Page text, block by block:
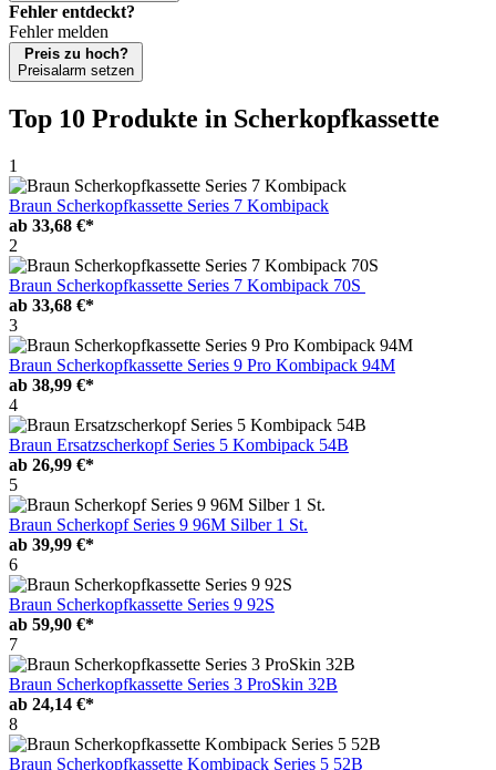
Fehler entdeckt?
Fehler melden
Preis zu hoch?
Preisalarm setzen
Top 10 Produkte in Scherkopfkassette
1
Braun Scherkopfkassette Series 7 Kombipack
ab 33,68 €*
2
Braun Scherkopfkassette Series 7 Kombipack 70S
ab 33,68 €*
3
Braun Scherkopfkassette Series 9 Pro Kombipack 94M
ab 38,99 €*
4
Braun Ersatzscherkopf Series 5 Kombipack 54B
ab 26,99 €*
5
Braun Scherkopf Series 9 96M Silber 1 St.
ab 39,99 €*
6
Braun Scherkopfkassette Series 9 92S
ab 59,90 €*
7
Braun Scherkopfkassette Series 3 ProSkin 32B
ab 24,14 €*
8
Braun Scherkopfkassette Kombipack Series 5 52B